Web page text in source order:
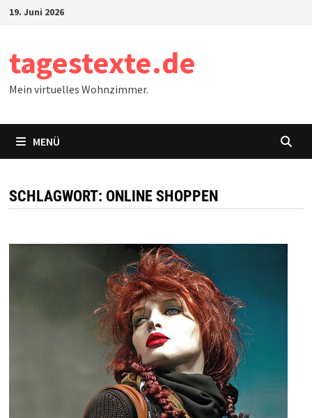
Zum19. Juni 2026
tagestexte.de
Mein virtuelles Wohnzimmer.
MENÜ
SCHLAGWORT: ONLINE SHOPPEN